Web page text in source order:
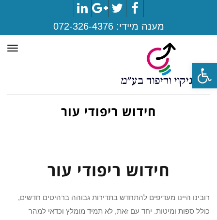
פתח סרגל נגישות
Facebook
Twitter
Google+
LinkedIn
מענה מיידי:072-326-4376
חידוש ריפודי עור
חידוש ריפודי עור
רובינו היינו מעדיפים להתחדש בתדירות גבוהה ברהיטים חדשים,
כולל ספות ומיטות. יחד עם זאת, לא תמיד מומלץ וכדאי למהר